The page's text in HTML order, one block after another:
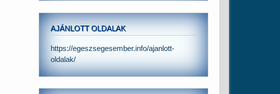
AJÁNLOTT OLDALAK
https://egeszsegesember.info/ajanlott-
oldalak/